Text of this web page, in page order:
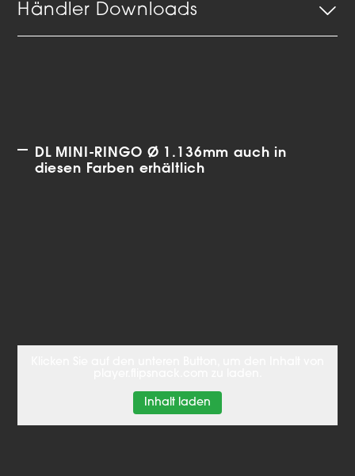
Händler Downloads
DL MINI-RINGO Ø 1.136mm auch in
diesen Farben erhältlich
Inhalt laden